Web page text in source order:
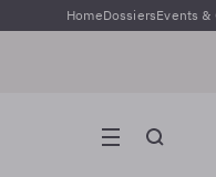
HomeDossiersEvents &